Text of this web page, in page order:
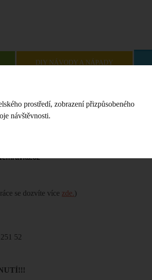
prostředí, zobrazení přizpůsobeného
návštěvnosti.
DIY NÁVODY A NÁPADY
se dozvíte více zde.)
52